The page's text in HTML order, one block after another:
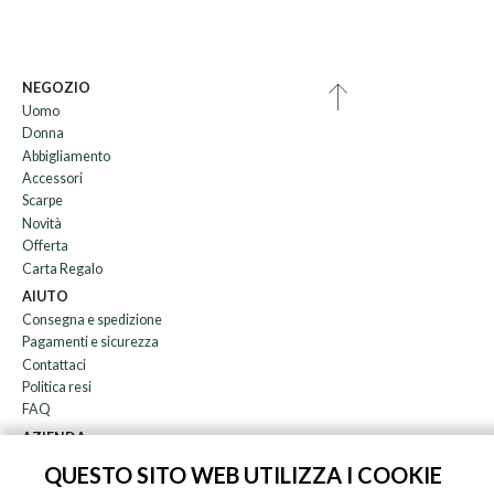
QUESTO SITO WEB UTILIZZA I COOKIE
NEGOZIO
Uomo
Donna
Abbigliamento
Accessori
Scarpe
Novità
Offerta
Carta Regalo
AIUTO
Consegna e spedizione
Pagamenti e sicurezza
Contattaci
Politica resi
FAQ
AZIENDA
Chi siamo